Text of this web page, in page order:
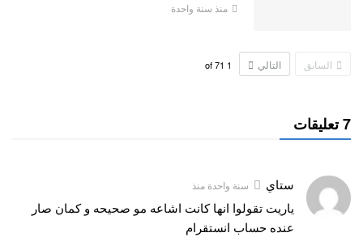
منذ سنة واحدة
السابق التالي 1
71
7 تعليقات
ستاي سنة واحدة منذ
ياريت تقولوا انها كانت اشاعه مو صحيحه و كمان صار
عنده حساب انستقرام